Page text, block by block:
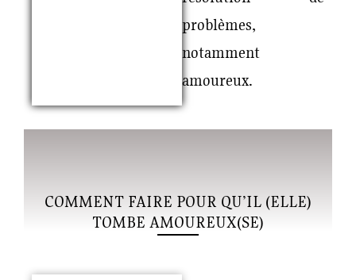
problèmes,
notamment
amoureux.
COMMENT FAIRE POUR QU’IL (ELLE)
TOMBE AMOUREUX(SE)